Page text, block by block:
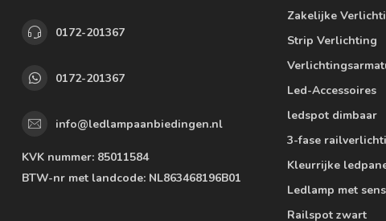
0172-201367
0172-201367
info@ledlampaanbiedingen.nl
KVK nummer: 85011584
BTW-nr met landcode: NL863468196B01
Zakelijke
Strip Verlichting
Led-Accessoires
ledspot dimbaar
3-fase
Kleurrijke
Ledlamp met
Railspot zwart